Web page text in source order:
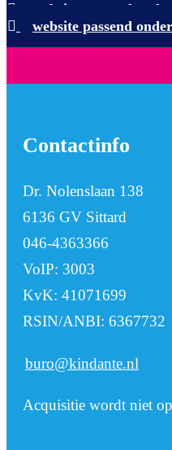
website passend
website passend
Contactinfo
Dr. Nolenslaan 138
6136 GV Sittard
046-4363366
VoIP: 3003
KvK: 41071699
RSIN/ANBI: 6367732
buro@kindante.nl
Acquisitie wordt niet